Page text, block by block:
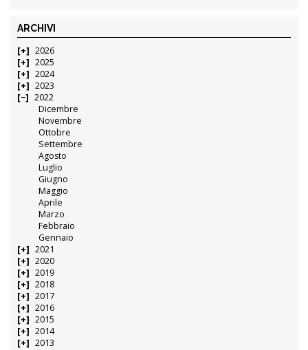
ARCHIVI
2026
2025
2024
2023
2022
Dicembre
Novembre
Ottobre
Settembre
Agosto
Luglio
Giugno
Maggio
Aprile
Marzo
Febbraio
Gennaio
2021
2020
2019
2018
2017
2016
2015
2014
2013